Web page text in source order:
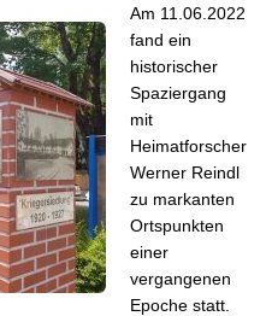
Am 11.06.2022
fand ein
historischer
Spaziergang
mit
Heimatforscher
Werner Reindl
zu markanten
Ortspunkten
einer
vergangenen
Epoche statt.